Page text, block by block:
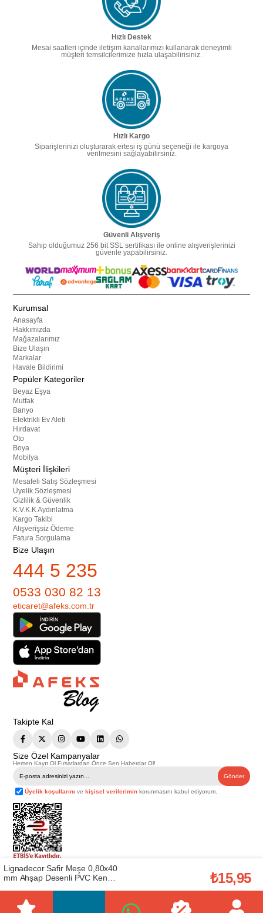
Hızlı Destek
Mesai saatleri içinde iletişim kanallarımızı kullanarak deneyimli
müşteri temsilcilerimize hızla ulaşabilirisiniz.
Hızlı Kargo
Siparişlerinizi oluşturarak ertesi iş günü seçeneği ile kargoya
verilmesini sağlayabilirsiniz.
Güvenli Alışveriş
Sahip olduğumuz 256 bit SSL sertifikası ile online alışverişlerinizi
güvenle yapabilirsiniz.
Kurumsal
Anasayfa
Hakkımızda
Mağazalarımız
Bize Ulaşın
Markalar
Havale Bildirimi
Popüler Kategoriler
Beyaz Eşya
Mutfak
Banyo
Elektrikli Ev Aleti
Hırdavat
Oto
Boya
Mobilya
Müşteri İlişkileri
Mesafeli Satış Sözleşmesi
Üyelik Sözleşmesi
Gizlilik & Güvenlik
K.V.K.K Aydınlatma
Kargo Takibi
Alışverişsiz Ödeme
Fatura Sorgulama
Bize Ulaşın
444 5 235
0533 030 82 13
eticaret@afeks.com.tr
Takipte Kal
Size Özel Kampanyalar
Hemen Kayıt Ol Fırsatlardan Önce Sen Haberdar Ol!
Gönder
Üyelik koşullarını vekişisel verilerimin korunmasını kabul ediyorum.
Telif Hakkı © 2026Afeks Yapı Market
. Tüm hakları saklıdır.
Bu web sitesindeki tüm ürünler ticari amaçlıdır. Web sitemizde yer alan
görsel ve yazılı içerikler firmamıza ait olup, firmamızın yazılı izni alınmadan
başka yerlerde kullanılamaz. İçeriklerin izin alınmadan kopyalanması ve
kullanılması 5846 sayılı Fikir ve Sanat Eserleri Yasasına göre suçtur.
Lignadecor Safir Meşe 0,80x40
mm Ahşap Desenli PVC Kenar
₺15,95